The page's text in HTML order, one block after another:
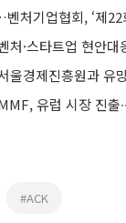
처기업협회, ‘제22
유럽 시장 진출
#ACK